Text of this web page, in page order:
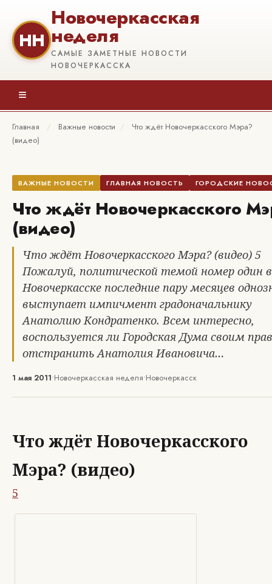
НН
Новочеркасская
неделя
САМЫЕ ЗАМЕТНЫЕ НОВОСТИ
НОВОЧЕРКАССКА
≡
Главная / Важные новости /
Что ждёт Новочеркасского Мэра?
(видео)
ВАЖНЫЕ НОВОСТИ ГЛАВНАЯ НОВОСТЬ ГОРОДСКИЕ
Что ждёт Новочеркасского
(видео)
Что ждёт Новочеркасского Мэра? (видео) 5
Пожалуй, политической темой номер один в
Новочеркасске последние пару месяцев
выступает импичмент градоначальнику
Анатолию Кондратенко. Всем интересно,
воспользуется ли Городская Дума своим
отстранить Анатолия Ивановича…
1 мая 2011•Новочеркасская неделя•Новочеркасск
Что ждёт Новочеркасского
Мэра? (видео)
5